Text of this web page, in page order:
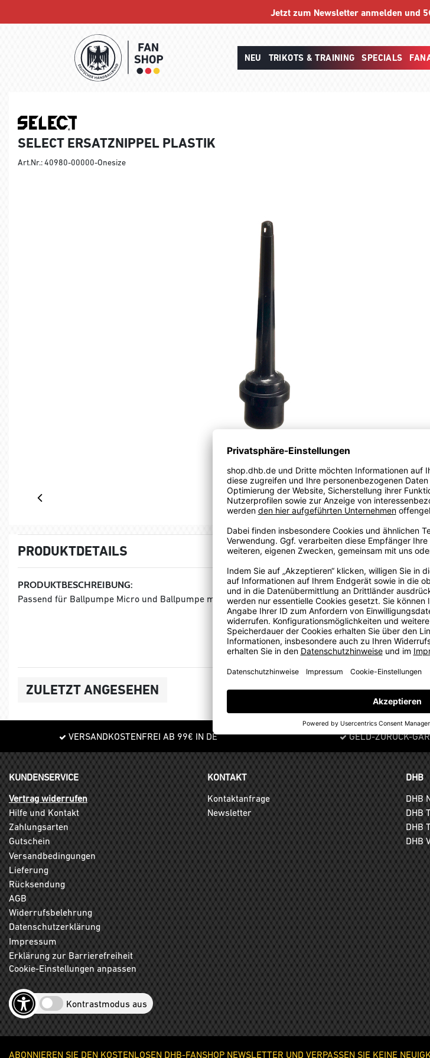
Jetzt zum Newsletter anmelden und
NEU TRIKOTS & TRAINING SPECIALS
SELECT ERSATZNIPPEL PLASTIK
Art.Nr.: 40980-00000-Onesize
PRODUKTDETAILS
PRODUKTBESCHREIBUNG:
Passend für Ballpumpe Micro und Ballpumpe mit Luftdruckprüfer. Set à 3 Stück.
ZULETZT ANGESEHEN
VERSANDKOSTENFREI AB 99€ IN DE GELD-ZURÜCK-
KUNDENSERVICE
Vertrag widerrufen
Hilfe und Kontakt
Zahlungsarten
Gutschein
Versandbedingungen
Lieferung
Rücksendung
AGB
Widerrufsbelehrung
Datenschutzerklärung
Impressum
Erklärung zur Barrierefreiheit
Cookie-Einstellungen anpassen
Kontrastmodus aus
KONTAKT
Kontaktanfrage
Newsletter
DHB
DHB
DHB
DHB
DHB
ABONNIEREN SIE DEN KOSTENLOSEN DHB-FANSHOP NEWSLETTER UND VERPASSEN SIE KEINE